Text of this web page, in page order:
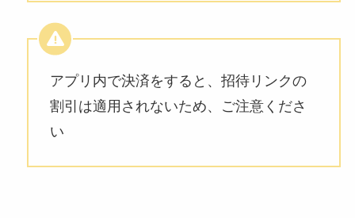
アプリ内で決済をすると、招待リンクの
割引は適用されないため、ご注意くださ
い